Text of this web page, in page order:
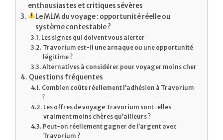
enthousiastes et critiques sévères
Le MLM du voyage : opportunité réelle ou
système contestable ?
Les signes qui doivent vous alerter
Travorium est-il une arnaque ou une opportunité
légitime ?
Alternatives à considérer pour voyager moins cher
Questions fréquentes
Combien coûte réellement l’adhésion à Travorium
?
Les offres de voyage Travorium sont-elles
vraiment moins chères qu’ailleurs ?
Peut-on réellement gagner de l’argent avec
Travorium ?